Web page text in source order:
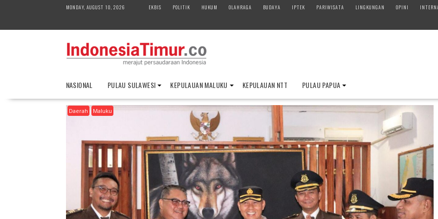
MONDAY, AUGUST 10, 2026 EKBIS POLITIK HUKUM OLAHRAGA BUDAYA IPTEK PARIWISATA LINGKUNGAN OPINI
NASIONAL PULAU SULAWESI KEPULAUAN MALUKU KEPULAUAN NTT PULAU PAPUA
Daerah Maluku